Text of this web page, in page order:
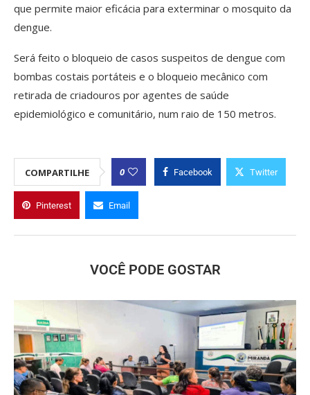
que permite maior eficácia para exterminar o mosquito da
dengue.
Será feito o bloqueio de casos suspeitos de dengue com
bombas costais portáteis e o bloqueio mecânico com
retirada de criadouros por agentes de saúde
epidemiológico e comunitário, num raio de 150 metros.
COMPARTILHE 0 Facebook Twitter
Pinterest Email
VOCÊ PODE GOSTAR